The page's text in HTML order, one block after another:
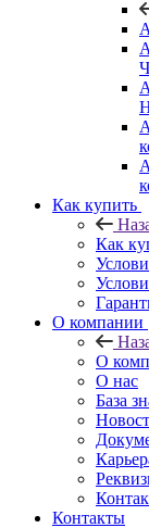
Как купить
Как
О компании
О
О нас
База
Контакты